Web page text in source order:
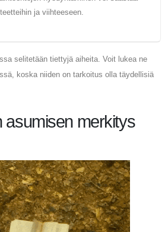
ja viihteeseen.
selitetään tiettyjä aiheita. Voit lukea ne
koska niiden on tarkoitus olla täydellisiä
asumisen merkitys